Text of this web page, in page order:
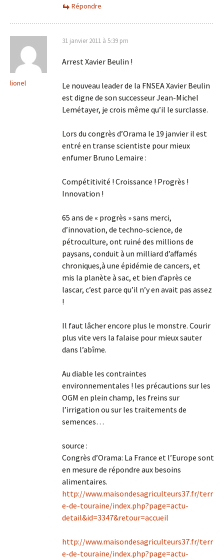
Répondre
lionel
31 janvier 2011 à 5:39 pm
Arrest Xavier Beulin !
Le nouveau leader de la FNSEA Xavier Beulin
est digne de son successeur Jean-Michel
Lemétayer, je crois même qu’il le surclasse.
Lors du congrès d’Orama le 19 janvier il est
entré en transe scientiste pour mieux
enfumer Bruno Lemaire :
Compétitivité ! Croissance ! Progrès !
Innovation !
65 ans de « progrès » sans merci,
d’innovation, de techno-science, de
pétroculture, ont ruiné des millions de
paysans, conduit à un milliard d’affamés
chroniques,à une épidémie de cancers, et
mis la planète à sac, et bien d’après ce
lascar, c’est parce qu’il n’y en avait pas assez
!
Il faut lâcher encore plus le monstre. Courir
plus vite vers la falaise pour mieux sauter
dans l’abîme.
Au diable les contraintes
environnementales ! les précautions sur les
OGM en plein champ, les freins sur
l’irrigation ou sur les traitements de
semences…
source :
Congrès d’Orama: La France et l’Europe sont
en mesure de répondre aux besoins
alimentaires.
http://www.maisondesagriculteurs37.fr/terr
e-de-touraine/index.php?page=actu-
detail&id=3347&retour=accueil
http://www.maisondesagriculteurs37.fr/terr
e-de-touraine/index.php?page=actu-